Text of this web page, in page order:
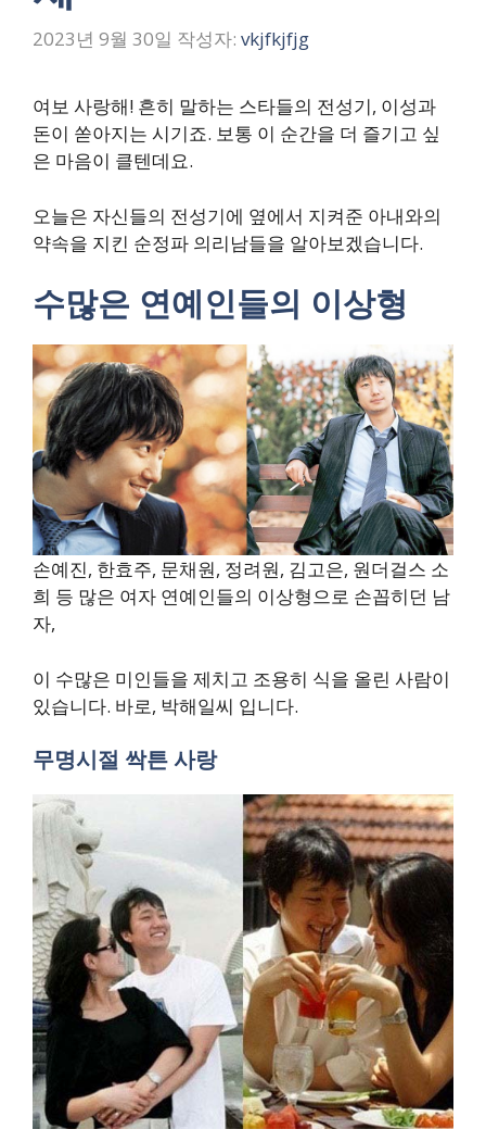
2023년 9월 30일 작성자: vkjfkjfjg
여보 사랑해! 흔히 말하는 스타들의 전성기, 이성과
돈이 쏟아지는 시기죠. 보통 이 순간을 더 즐기고 싶
은 마음이 클텐데요.
오늘은 자신들의 전성기에 옆에서 지켜준 아내와의
약속을 지킨 순정파 의리남들을 알아보겠습니다.
수많은 연예인들의 이상형
손예진, 한효주, 문채원, 정려원, 김고은, 원더걸스 소
희 등 많은 여자 연예인들의 이상형으로 손꼽히던 남
자,
이 수많은 미인들을 제치고 조용히 식을 올린 사람이
있습니다. 바로, 박해일씨 입니다.
무명시절 싹튼 사랑